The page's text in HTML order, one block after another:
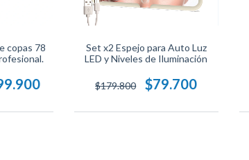
copas 78
Set x2 Espejo para Auto Luz
LED y Niveles de Iluminación
$179.800 $79.700